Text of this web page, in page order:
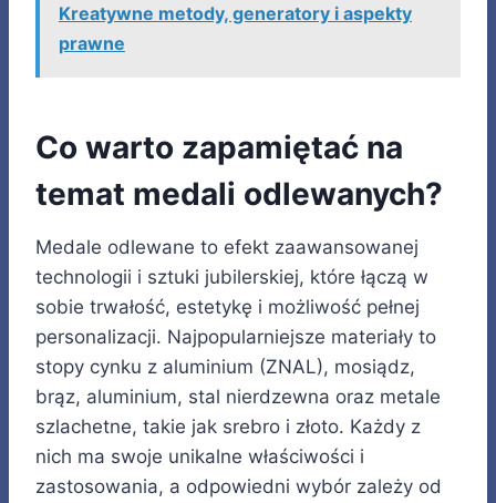
Kreatywne metody, generatory i aspekty
prawne
Co warto zapamiętać na
temat medali odlewanych?
Medale odlewane to efekt zaawansowanej
technologii i sztuki jubilerskiej, które łączą w
sobie trwałość, estetykę i możliwość pełnej
personalizacji. Najpopularniejsze materiały to
stopy cynku z aluminium (ZNAL), mosiądz,
brąz, aluminium, stal nierdzewna oraz metale
szlachetne, takie jak srebro i złoto. Każdy z
nich ma swoje unikalne właściwości i
zastosowania, a odpowiedni wybór zależy od